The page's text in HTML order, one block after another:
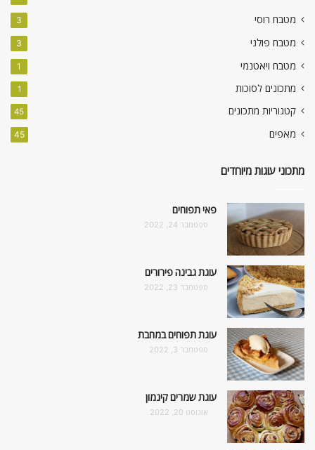
מטבח רוסי 3
מטבח פולני 3
מטבח ויאטנמי 1
מתכונים לסוכות 1
קטגוריות מתכונים 45
מאפים 45
מתכוני עוגות מיוחדים
פאי תפוחים
ספטמבר 24, 2022
עוגת גבינה פירורים
ספטמבר 23, 2022
עוגת תפוחים במחבת
ספטמבר 3, 2022
עוגת שמרים קינמון
אוגוסט 20, 2022